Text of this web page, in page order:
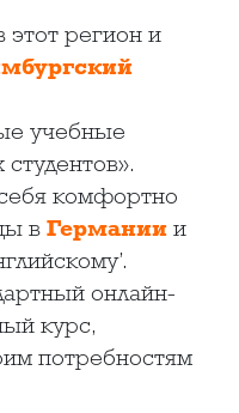
этот регион и
учебные
себя комфортно
в Германии и
онлайн-
курс,
потребностям